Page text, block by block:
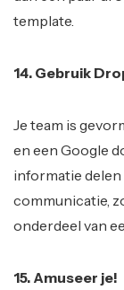
template.
14. Gebruik
Je team is
en een Google
informatie
communicatie,
onderdeel van
15. Amuseer je!